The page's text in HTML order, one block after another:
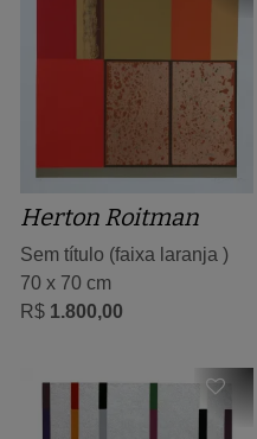
Herton Roitman
Sem título (faixa laranja )
70 x 70 cm
R$ 1.800,00